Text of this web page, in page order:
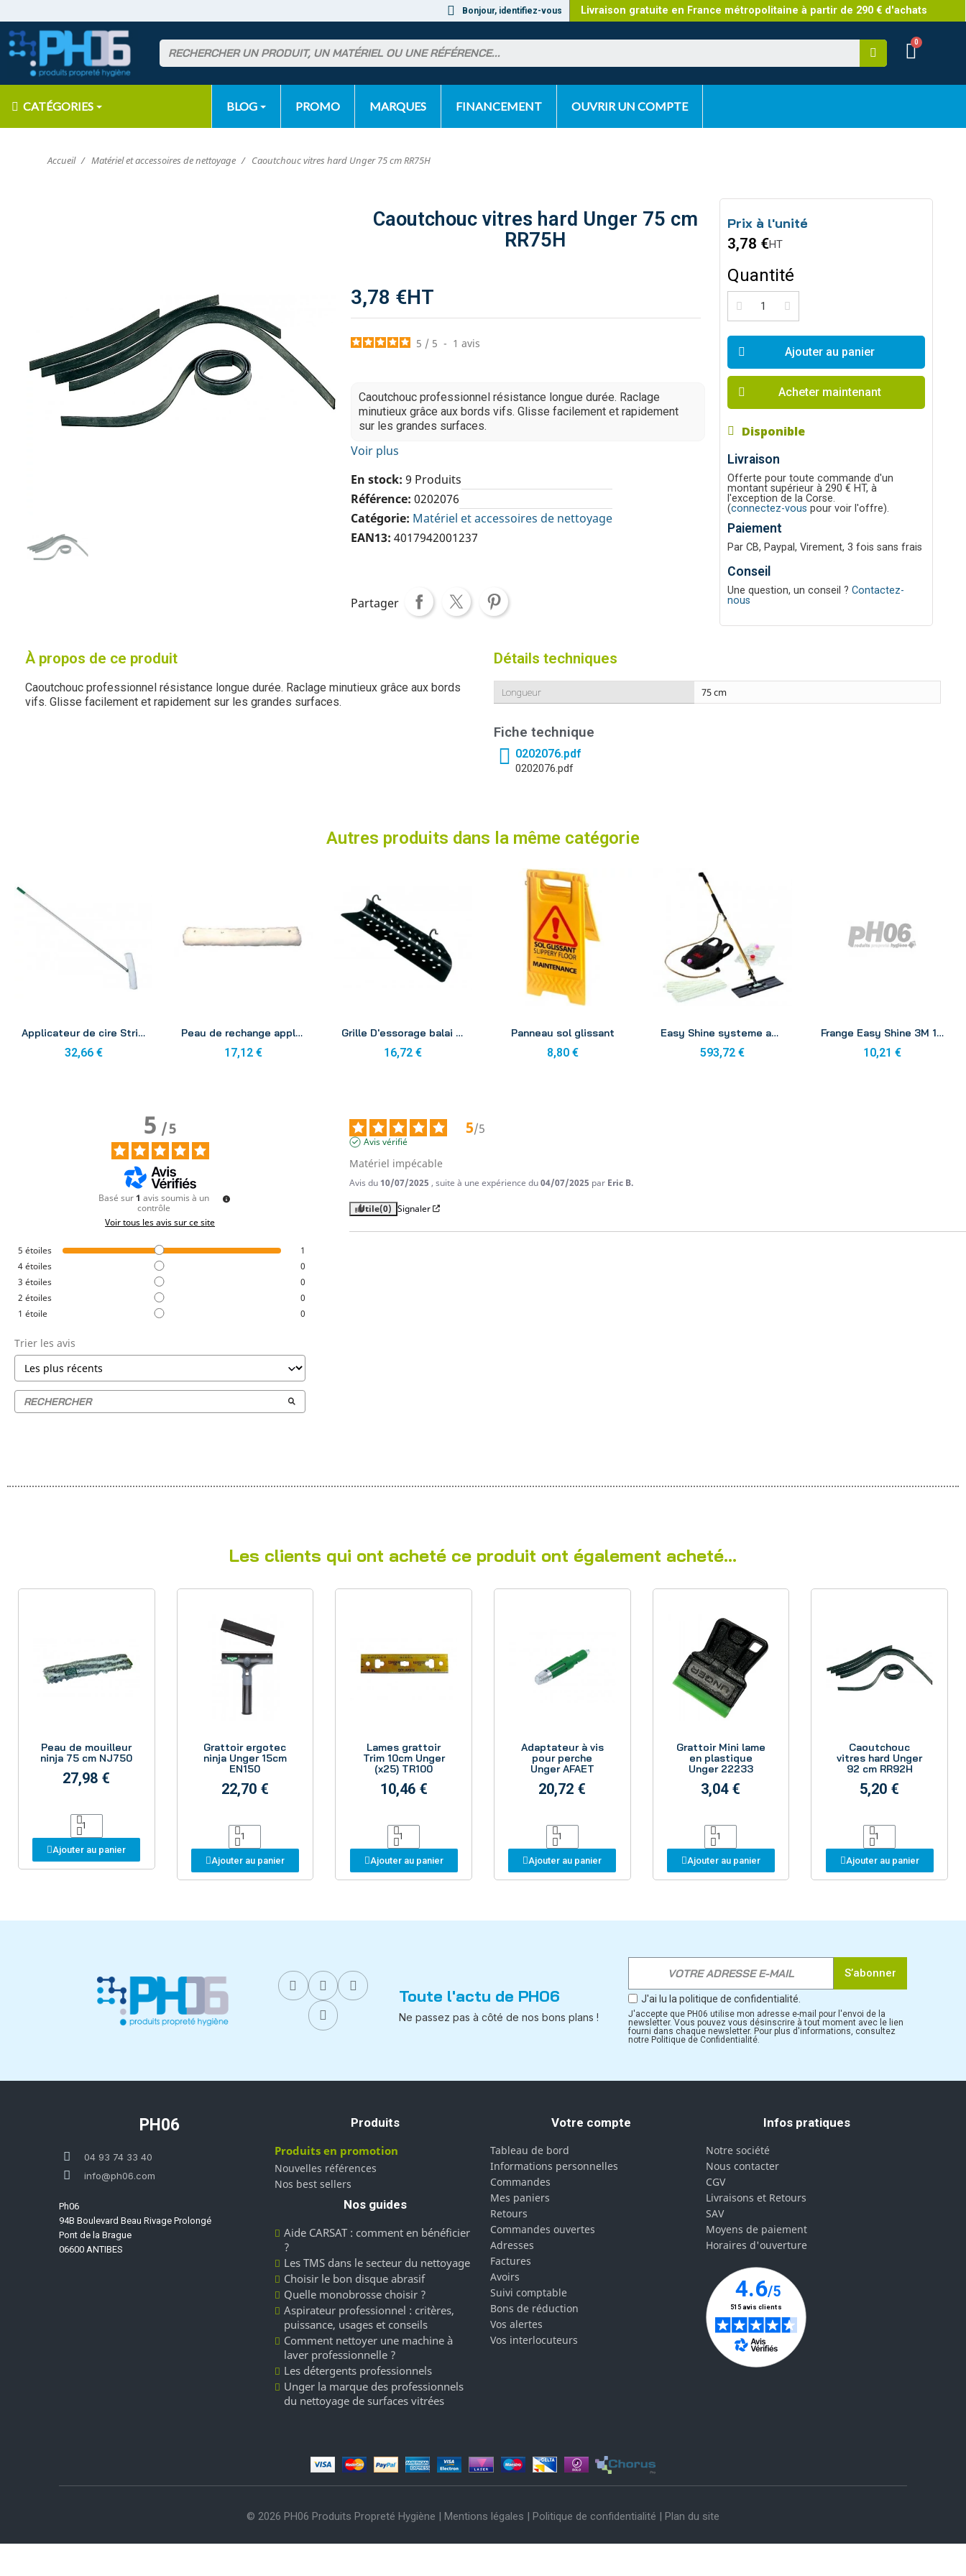
Bonjour, identifiez-vous Livraison gratuite en France métropolitaine à partir de 290 € d'achats
CATÉGORIES BLOG PROMO MARQUES FINANCEMENT OUVRIR UN COMPTE
Accueil Matériel et accessoires de nettoyage Caoutchouc vitres hard Unger 75 cm RR75H
Caoutchouc vitres hard Unger 75 cm
RR75H
3,78 €HT
5 / 5 - 1avis
Caoutchouc professionnel résistance longue durée. Raclage
minutieux grâce aux bords vifs. Glisse facilement et rapidement
sur les grandes surfaces.
Voir plus
En stock 9 Produits
Référence 0202076
Catégorie Matériel et accessoires de nettoyage
EAN13 4017942001237
Partager
Prix à l'unité
3,78 €HT
Quantité
Ajouter au panier
Acheter maintenant
Disponible
Livraison
Offerte pour toute commande d'un
montant supérieur à 290 € HT, à
l'exception de la Corse.
(connectez-vous pour voir l'offre).
Paiement
Par CB, Paypal, Virement, 3 fois sans frais
Conseil
Une question, un conseil ?Contactez-
nous
À propos de ce produit
Caoutchouc professionnel résistance longue durée. Raclage minutieux grâce aux bords
vifs. Glisse facilement et rapidement sur les grandes surfaces.
Détails techniques
Longueur 75 cm
Fiche technique
0202076.pdf
0202076.pdf
Autres produits dans la même catégorie
Applicateur de cire Strip complet QS140
32,66 €
Peau de rechange applicateur de cire QS010
17,12 €
Grille D'essorage balai applicateur QB060
16,72 €
Panneau sol glissant
8,80 €
Easy Shine systeme application émulsion complet 3M
593,72 €
Frange Easy Shine 3M 152x457
10,21 €
5/5
Basé sur1 avis soumis à un
contrôle
Voir tous les avis sur ce site
5 étoiles
1
4étoiles
0
3 étoiles
0
2 étoiles
0
1 étoile 0
Trier les avis
5/5
Avis vérifié
Matériel impécable
Avis du10/07/2025 , suite à une expérience du04/07/2025 par Eric B.
Utile(0) Signaler
Les clients qui ont acheté ce produit ont également acheté...
Peau de mouilleur
ninja 75 cm NJ750
27,98 €
Ajouter au panier
Grattoir ergotec
ninja Unger 15cm
EN150
22,70 €
Ajouter au panier
Lames grattoir
Trim 10cm Unger
(x25) TR100
10,46 €
Ajouter au panier
Adaptateur à vis
pour perche
Unger AFAET
20,72 €
Ajouter au panier
Grattoir Mini lame
en plastique
Unger 22233
3,04 €
Ajouter au panier
Caoutchouc
vitres hard Unger
92 cm RR92H
5,20 €
Ajouter au panier
Toute l'actu de PH06
Ne passez pas à côté de nos bons plans !
S’abonner
J'ai lu la politique de confidentialité.
J'accepte que PH06 utilise mon adresse e-mail pour l'envoi de la
newsletter. Vous pouvez vous désinscrire à tout moment avec le lien
fourni dans chaque newsletter. Pour plus d'informations, consultez
notre Politique de Confidentialité.
PH06
04 93 74 33 40
info@ph06.com
Ph06
94B Boulevard Beau Rivage Prolongé
Pont de la Brague
06600 ANTIBES
Produits
Produits en promotion
Nouvelles références
Nos best sellers
Nos guides
Aide CARSAT : comment en bénéficier
?
Les TMS dans le secteur du nettoyage
Choisir le bon disque abrasif
Quelle monobrosse choisir ?
Aspirateur professionnel : critères,
puissance, usages et conseils
Comment nettoyer une machine à
laver professionnelle ?
Les détergents professionnels
Unger la marque des professionnels
du nettoyage de surfaces vitrées
Votre compte
Tableau de bord
Informations personnelles
Commandes
Mes paniers
Retours
Commandes ouvertes
Adresses
Factures
Avoirs
Suivi comptable
Bons de réduction
Vos alertes
Vos interlocuteurs
Infos pratiques
Notre société
Nous contacter
CGV
Livraisons et Retours
SAV
Moyens de paiement
Horaires d'ouverture
© 2026 PH06 Produits Propreté Hygiène | Mentions légales | Politique de confidentialité | Plan du site